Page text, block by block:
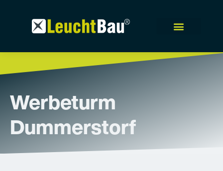
Werbeturm
Dummerstorf